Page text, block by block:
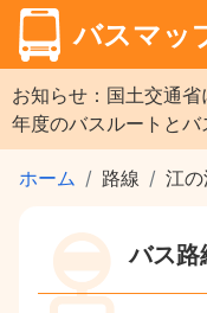
バスマッ
お知らせ：国土交通
年度のバスルートとバ
ホーム 路線 江
バス路